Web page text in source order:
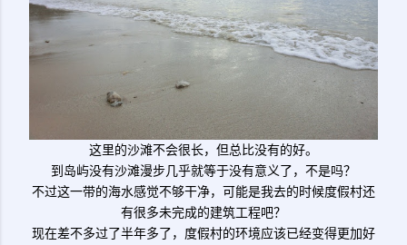
这里的沙滩不会很长，但总比没有的好。
到岛屿没有沙滩漫步几乎就等于没有意义了，不是吗？
不过这一带的海水感觉不够干净，可能是我去的时候度假村还
有很多未完成的建筑工程吧？
现在差不多过了半年多了，度假村的环境应该已经变得更加好